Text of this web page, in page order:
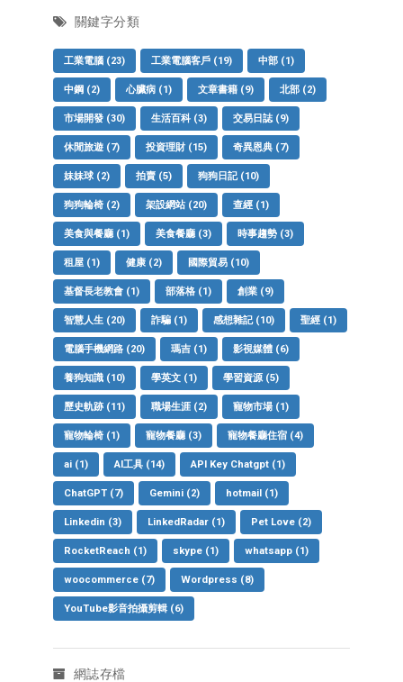
關鍵字分類
工業電腦 (23) 工業電腦客戶 (19) 中部 (1)
中鋼 (2) 心臟病 (1) 文章書籍 (9) 北部 (2)
市場開發 (30) 生活百科 (3) 交易日誌 (9)
休閒旅遊 (7) 投資理財 (15) 奇異恩典 (7)
妹妹球 (2) 拍賣 (5) 狗狗日記 (10)
狗狗輪椅 (2) 架設網站 (20) 查經 (1)
美食與餐廳 (1) 美食餐廳 (3) 時事趨勢 (3)
租屋 (1) 健康 (2) 國際貿易 (10)
基督長老教會 (1) 部落格 (1) 創業 (9)
智慧人生 (20) 詐騙 (1) 感想雜記 (10) 聖經 (1)
電腦手機網路 (20) 瑪吉 (1) 影視媒體 (6)
養狗知識 (10) 學英文 (1) 學習資源 (5)
歷史軌跡 (11) 職場生涯 (2) 寵物市場 (1)
寵物輪椅 (1) 寵物餐廳 (3) 寵物餐廳住宿 (4)
ai (1) AI工具 (14) API Key Chatgpt (1)
ChatGPT (7) Gemini (2) hotmail (1)
Linkedin (3) LinkedRadar (1) Pet Love (2)
RocketReach (1) skype (1) whatsapp (1)
woocommerce (7) Wordpress (8)
YouTube影音拍攝剪輯 (6)
網誌存檔